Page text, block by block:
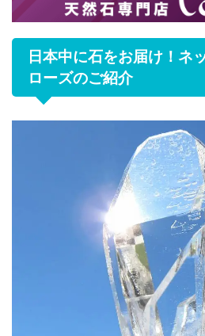
日本中に石をお届け！ネ
ローズのご紹介